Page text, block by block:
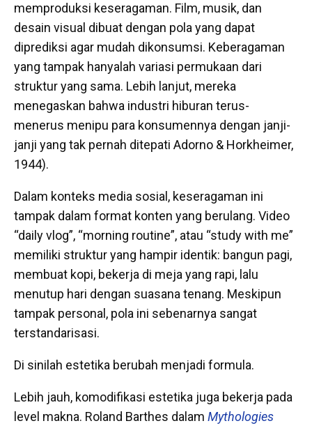
memproduksi keseragaman. Film, musik, dan
desain visual dibuat dengan pola yang dapat
diprediksi agar mudah dikonsumsi. Keberagaman
yang tampak hanyalah variasi permukaan dari
struktur yang sama. Lebih lanjut, mereka
menegaskan bahwa industri hiburan terus-
menerus menipu para konsumennya dengan janji-
janji yang tak pernah ditepati Adorno & Horkheimer,
1944).
Dalam konteks media sosial, keseragaman ini
tampak dalam format konten yang berulang. Video
“daily vlog”, “morning routine”, atau “study with me”
memiliki struktur yang hampir identik: bangun pagi,
membuat kopi, bekerja di meja yang rapi, lalu
menutup hari dengan suasana tenang. Meskipun
tampak personal, pola ini sebenarnya sangat
terstandarisasi.
Di sinilah estetika berubah menjadi formula.
Lebih jauh, komodifikasi estetika juga bekerja pada
level makna. Roland Barthes dalam Mythologies